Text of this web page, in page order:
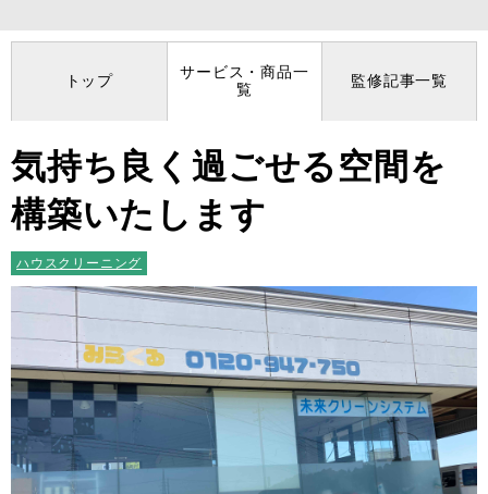
トップ
サービス・商品一
覧
監修記事一覧
気持ち良く過ごせる空間を
構築いたします
ハウスクリーニング